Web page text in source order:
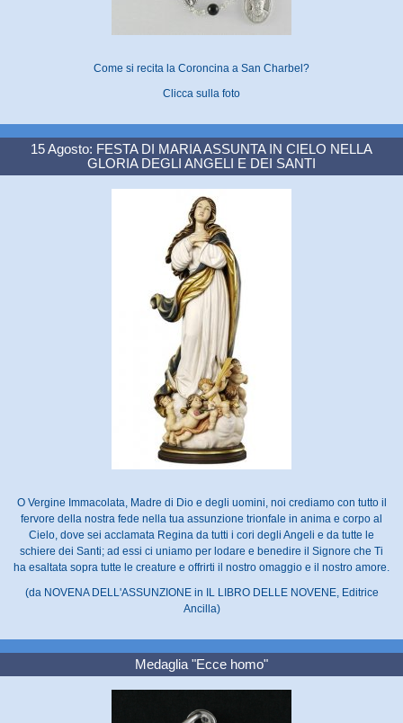
Come si recita la Coroncina a San Charbel?
Clicca sulla foto
15 Agosto: FESTA DI MARIA ASSUNTA IN CIELO NELLA
GLORIA DEGLI ANGELI E DEI SANTI
O Vergine Immacolata, Madre di Dio e degli uomini, noi crediamo con tutto il
fervore della nostra fede nella tua assunzione trionfale in anima e corpo al
Cielo, dove sei acclamata Regina da tutti i cori degli Angeli e da tutte le
schiere dei Santi; ad essi ci uniamo per lodare e benedire il Signore che Ti
ha esaltata sopra tutte le creature e offrirti il nostro omaggio e il nostro amore.
(da NOVENA DELL'ASSUNZIONE in IL LIBRO DELLE NOVENE, Editrice
Ancilla)
Medaglia "Ecce homo"